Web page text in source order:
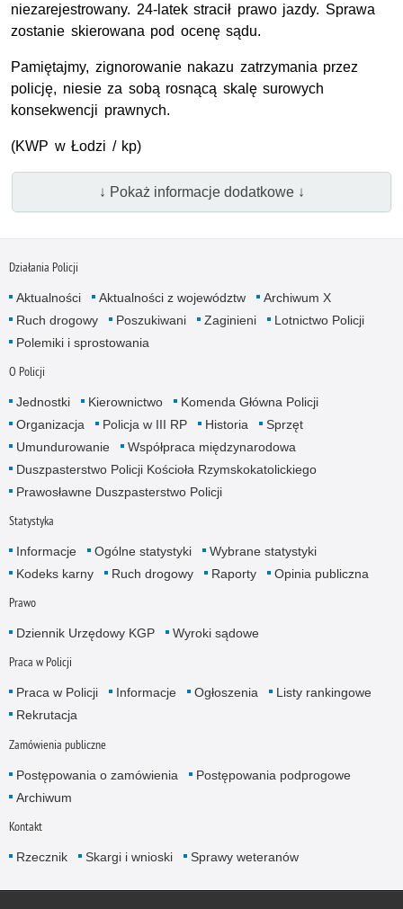
niezarejestrowany. 24-latek stracił prawo jazdy. Sprawa
zostanie skierowana pod ocenę sądu.
Pamiętajmy, zignorowanie nakazu zatrzymania przez
policję, niesie za sobą rosnącą skalę surowych
konsekwencji prawnych.
(KWP w Łodzi / kp)
↓ Pokaż informacje dodatkowe ↓
Działania Policji
Aktualności Aktualności z województw
Archiwum X
Ruch drogowy
Poszukiwani Zaginieni
Lotnictwo Policji
Polemiki i sprostowania
O Policji
Jednostki Kierownictwo
Komenda Główna Policji
Organizacja
Policja w III RP Historia
Sprzęt
Umundurowanie
Współpraca międzynarodowa
Duszpasterstwo Policji Kościoła Rzymskokatolickiego
Prawosławne Duszpasterstwo Policji
Statystyka
Informacje Ogólne statystyki
Wybrane statystyki
Kodeks karny
Ruch drogowy Raporty Opinia publiczna
Prawo
Dziennik Urzędowy KGP Wyroki sądowe
Praca w Policji
Praca w Policji Informacje Ogłoszenia
Listy rankingowe
Rekrutacja
Zamówienia publiczne
Postępowania o zamówienia
Postępowania podprogowe
Archiwum
Kontakt
Rzecznik Skargi i wnioski Sprawy weteranów